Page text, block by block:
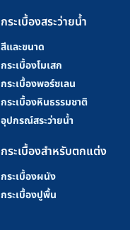
กระเบื้องสระว่ายน้ำ
สีและขนาด
กระเบื้องโมเสก
กระเบื้องพอร์ซเลน
กระเบื้องหินธรรมชาติ
อุปกรณ์สระว่ายน้ำ
กระเบื้องสำหรับตกแต่ง
กระเบื้องผนัง
กระเบื้องปูพื้น